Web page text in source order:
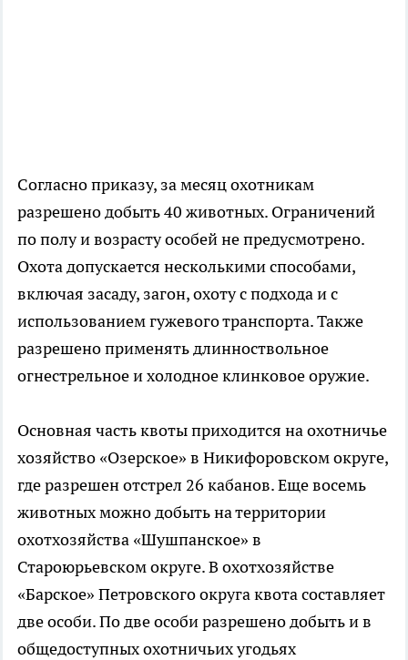
Согласно приказу, за месяц охотникам
разрешено добыть 40 животных. Ограничений
по полу и возрасту особей не предусмотрено.
Охота допускается несколькими способами,
включая засаду, загон, охоту с подхода и с
использованием гужевого транспорта. Также
разрешено применять длинноствольное
огнестрельное и холодное клинковое оружие.
Основная часть квоты приходится на охотничье
хозяйство «Озерское» в Никифоровском округе,
где разрешен отстрел 26 кабанов. Еще восемь
животных можно добыть на территории
охотхозяйства «Шушпанское» в
Староюрьевском округе. В охотхозяйстве
«Барское» Петровского округа квота составляет
две особи. По две особи разрешено добыть и в
общедоступных охотничьих угодьях